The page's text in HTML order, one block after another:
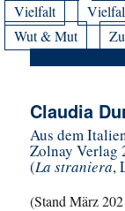
Vielfalt
Wut & Mut
Claudia
Aus dem
Zolnay Verlag
(La straniera,
(Stand März